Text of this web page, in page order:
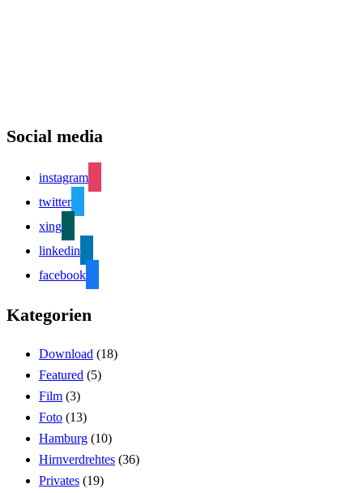
Social media
instagram
twitter
xing
linkedin
facebook
Kategorien
Download (18)
Featured (5)
Film (3)
Foto (13)
Hamburg (10)
Hirnverdrehtes (36)
Privates (19)